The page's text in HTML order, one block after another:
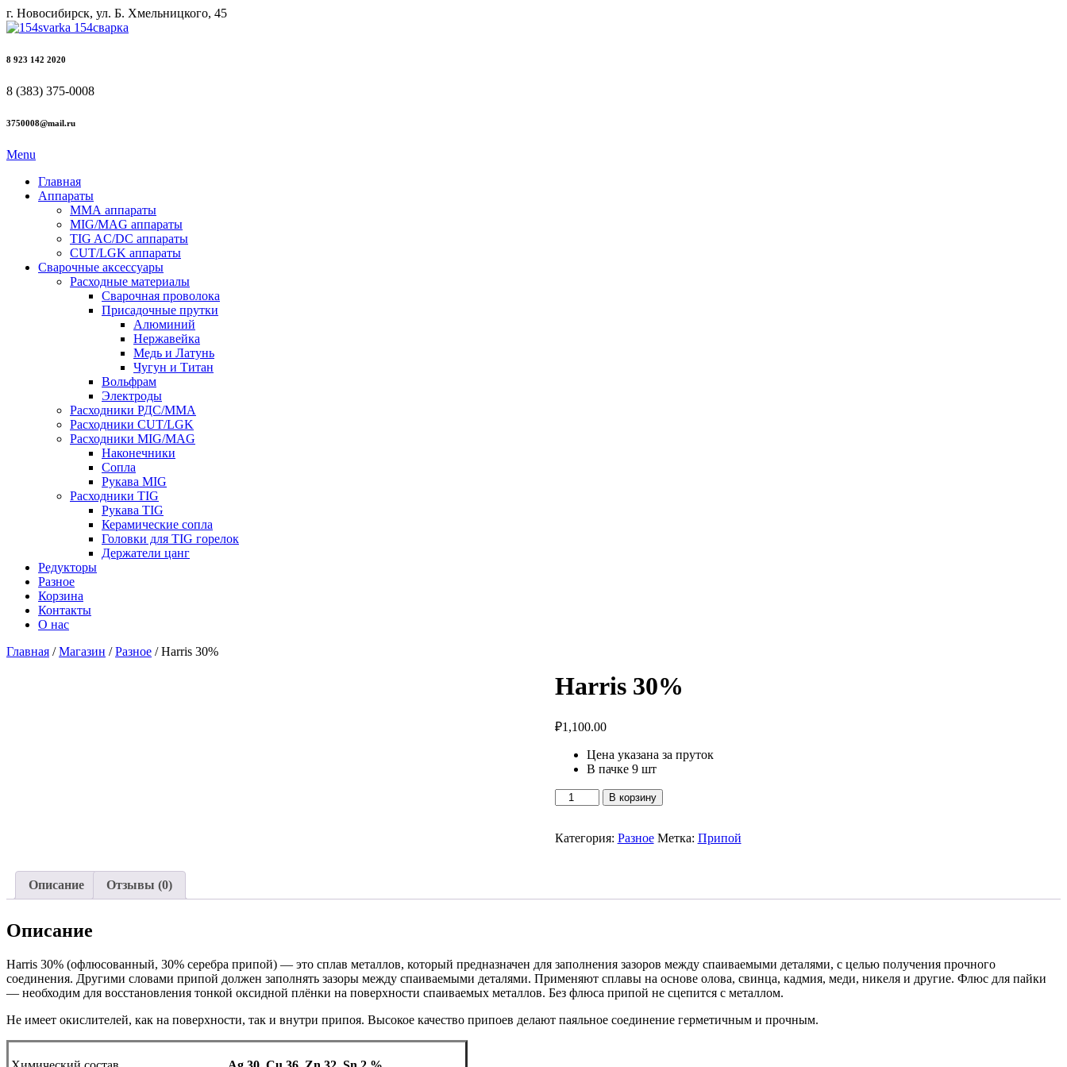
г. Новосибирск, ул. Б. Хмельницкого, 45
8 923 142 2020
8 (383) 375-0008
3750008@mail.ru
Menu
Главная
Аппараты
ММА аппараты
MIG/MAG аппараты
TIG AC/DC аппараты
CUT/LGK аппараты
Сварочные аксессуары
Расходные материалы
Сварочная проволока
Присадочные прутки
Алюминий
Нержавейка
Медь и Латунь
Чугун и Титан
Вольфрам
Электроды
Расходники РДС/MMA
Расходники CUT/LGK
Расходники MIG/MAG
Наконечники
Сопла
Рукава MIG
Расходники TIG
Рукава TIG
Керамические сопла
Головки для TIG горелок
Держатели цанг
Редукторы
Разное
Корзина
Контакты
О нас
Главная /Магазин /Разное / Harris 30%
Harris 30%
₽1,100.00
Цена указана за пруток
В пачке 9 шт
Количество
товара
30%
В корзину
Категория: Разное Метка: Припой
Описание Отзывы (0)
Описание
Harris 30% (офлюсованный, 30% серебра припой) — это сплав металлов, который предназначен для заполнения зазоров между спаиваемыми деталями, с целью получения прочного
соединения. Другими словами припой должен заполнять зазоры между спаиваемыми деталями. Применяют сплавы на основе олова, свинца, кадмия, меди, никеля и другие. Флюс для пайки
— необходим для восстановления тонкой оксидной плёнки на поверхности спаиваемых металлов. Без флюса припой не сцепится с металлом.
Не имеет окислителей, как на поверхности, так и внутри припоя. Высокое качество припоев делают паяльное соединение герметичным и прочным.